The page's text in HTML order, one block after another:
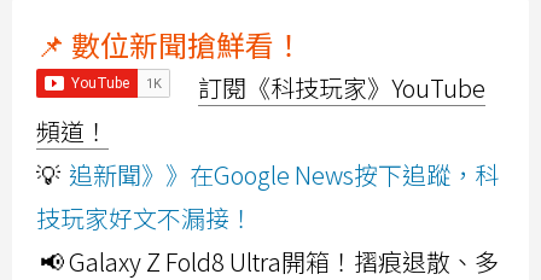
📌 數位新聞搶鮮看！
訂閱《科技玩家》YouTube
頻道！
💡 追新聞》》在Google News按下追蹤，科
技玩家好文不漏接！
📢 Galaxy Z Fold8 Ultra開箱！摺痕退散、多